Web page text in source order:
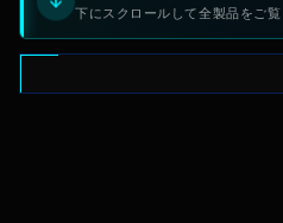
下にスクロールして全製品をご